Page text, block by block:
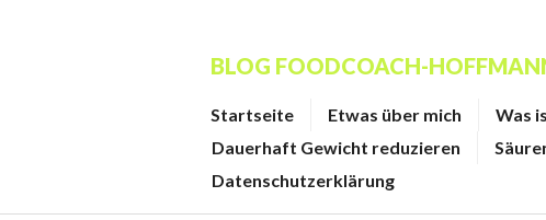
BLOG FOODCOACH-
Startseite Etwas über mich Was
Dauerhaft Gewicht reduzieren
Datenschutzerklärung